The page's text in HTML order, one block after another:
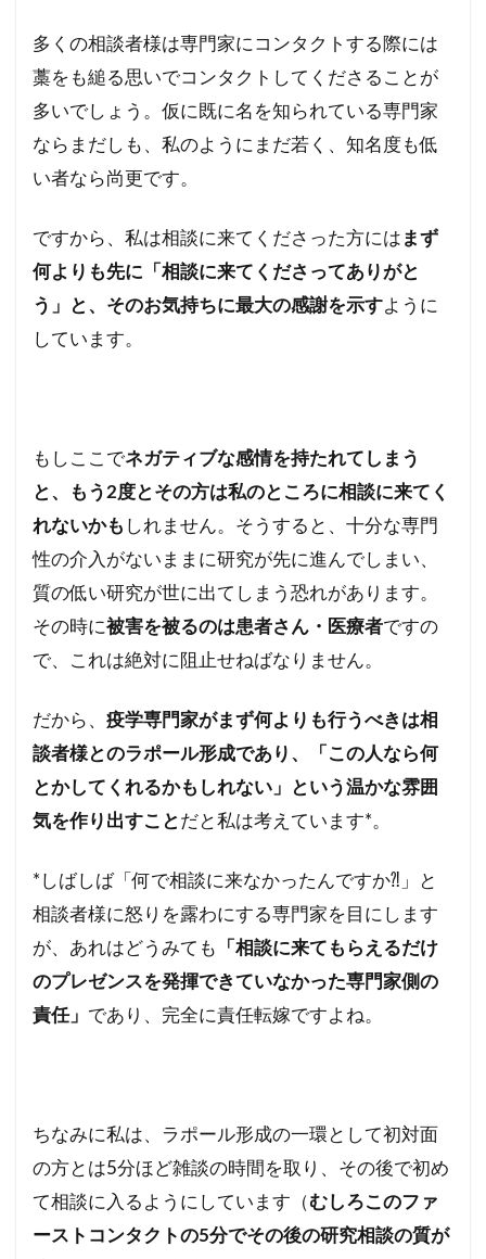
多くの相談者様は専門家にコンタクトする際には
藁をも縋る思いでコンタクトしてくださることが
多いでしょう。仮に既に名を知られている専門家
ならまだしも、私のようにまだ若く、知名度も低
い者なら尚更です。
ですから、私は相談に来てくださった方には まず
何よりも先に「相談に来てくださってありがと
う」と、そのお気持ちに最大の感謝を示すように
しています。
もしここでネガティブな感情を持たれてしまう
と、もう2度とその方は私のところに相談に来てく
れないかも しれません。そうすると、十分な専門
性の介入がないままに研究が先に進んでしまい、
質の低い研究が世に出てしまう恐れがあります。
その時に被害を被るのは患者さん・医療者ですの
で、これは絶対に阻止せねばなりません。
だから、 疫学専門家がまず何よりも行うべきは相
談者様とのラポール形成であり、「この人なら何
とかしてくれるかもしれない」という温かな雰囲
気を作り出すことだと私は考えています*。
*しばしば「何で相談に来なかったんですか⁈」と
相談者様に怒りを露わにする専門家を目にします
が、あれはどうみても
「相談に来てもらえるだけ
のプレゼンスを発揮できていなかった専門家側の
責任」 であり、完全に責任転嫁ですよね。
ちなみに私は、ラポール形成の一環として初対面
の方とは5分ほど雑談の時間を取り、その後で初め
て相談に入るようにしています（むしろこのファ
ーストコンタクトの5分でその後の研究相談の質が